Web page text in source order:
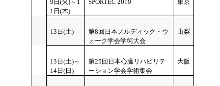
9日(火)～1
1日(木)
SPORTEC 2019 東京
13日(土)
第8回日本ノルディック・ウ
ォーク学会学術大会
山梨
13日(土)～
14日(日)
第25回日本心臓リハビリテ
ーション学会学術集会
大阪